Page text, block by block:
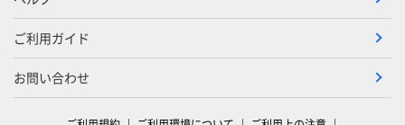
ご利用ガイド
お問い合わせ